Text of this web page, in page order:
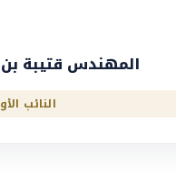
المهندس قتيبة
النائب